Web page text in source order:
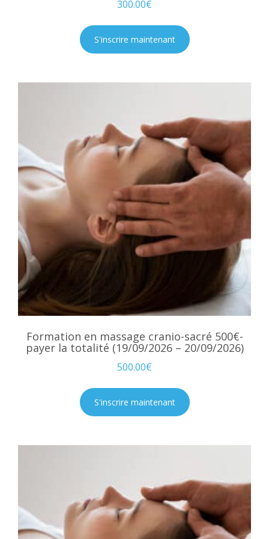
300.00€
S'inscrire maintenant
Formation en massage cranio-sacré 500€-
payer la totalité (19/09/2026 – 20/09/2026)
500.00€
S'inscrire maintenant